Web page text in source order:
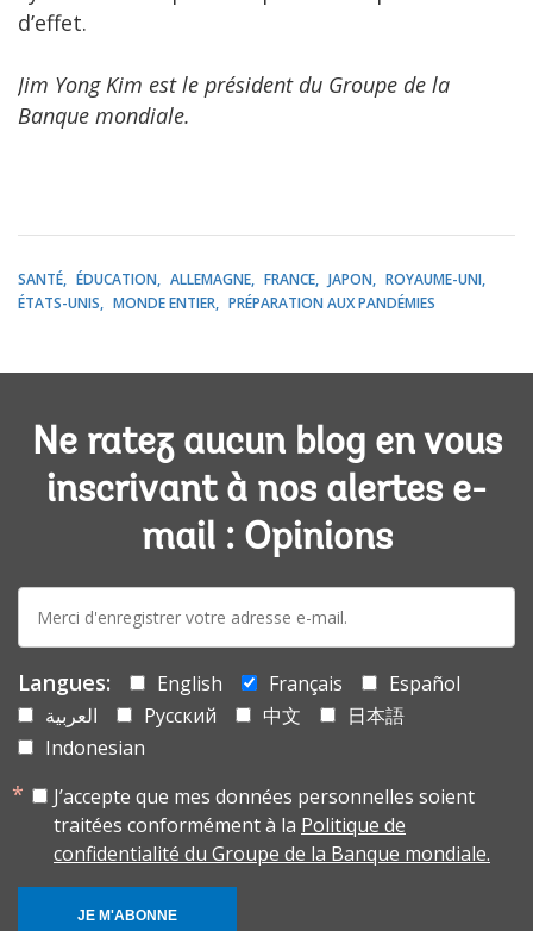
d’effet.
Jim Yong Kim est le président du Groupe de la
Banque mondiale.
SANTÉ ÉDUCATION ALLEMAGNE FRANCE JAPON
ROYAUME-UNI
ÉTATS-UNIS
MONDE ENTIER PRÉPARATION AUX PANDÉMIES
Ne ratez aucun blog en vous
inscrivant à nos alertes e-
mail : Opinions
mail:
Langues: English Français
Español
العربية
Русский 中文
日本語
Indonesian
J’accepte que mes données personnelles soient
traitées conformément à la Politique de
confidentialité du Groupe de la Banque mondiale.
JE M'ABONNE